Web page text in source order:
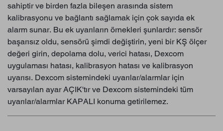
sahiptir ve birden fazla bileşen arasında sistem
kalibrasyonu ve bağlantı sağlamak için çok sayıda ek
alarm sunar. Bu ek uyarıların örnekleri şunlardır: sensör
başarısız oldu, sensörü şimdi değiştirin, yeni bir KŞ ölçer
değeri girin, depolama dolu, verici hatası, Dexcom
uygulaması hatası, kalibrasyon hatası ve kalibrasyon
uyarısı. Dexcom sistemindeki uyarılar/alarmlar için
varsayılan ayar AÇIK'tır ve Dexcom sistemindeki tüm
uyarılar/alarmlar KAPALI konuma getirilemez.